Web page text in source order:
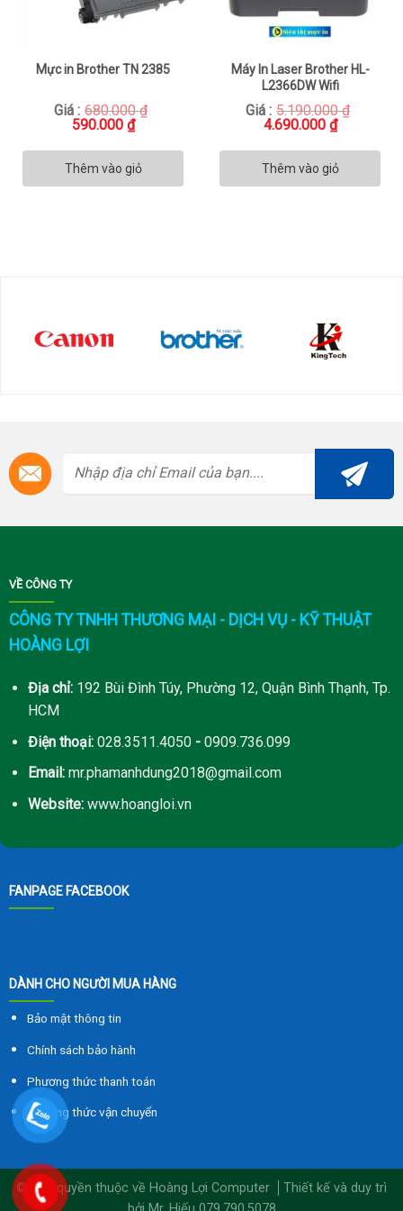
Mực in Brother TN 2385
Giá : 680.000₫
Giá
là:
680.000 ₫.
590.000 ₫Giá
hiện
tại
là:
590.000 ₫.
Thêm vào giỏ
Máy In Laser Brother HL-
L2366DW Wifi
Giá : 5.190.000₫
Giá
là:
5.190.000 ₫.
4.690.000 ₫Giá
hiện
tại
là:
4.690.000
Thêm vào giỏ
VỀ CÔNG TY
CÔNG TY TNHH THƯƠNG MẠI - DỊCH VỤ - KỸ THUẬT
HOÀNG LỢI
Địa chỉ:192 Bùi Đình Túy, Phường 12, Quận Bình Thạnh, Tp.
HCM
Điện thoại: 028.3511.4050-0909.736.099
Email:mr.phamanhdung2018@gmail.com
Website: www.hoangloi.vn
FANPAGE FACEBOOK
DÀNH CHO NGƯỜI MUA HÀNG
Bảo mật thông tin
Chính sách bảo hành
Phương thức thanh toán
Phương thức vận chuyển
© Bản quyền thuộc về Hoàng Lợi Computer
Thiết kế và duy trì